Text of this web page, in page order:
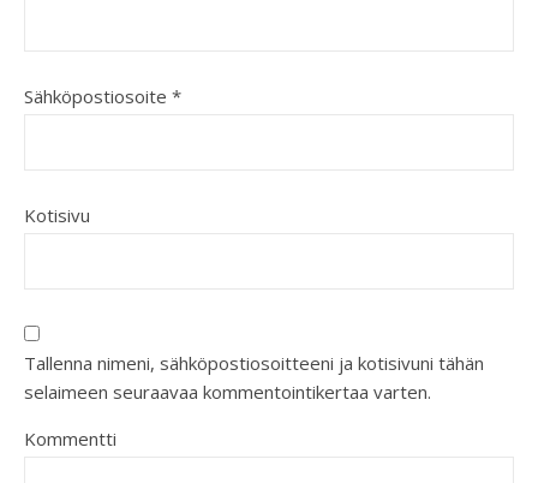
Sähköpostiosoite *
Kotisivu
Tallenna nimeni, sähköpostiosoitteeni ja kotisivuni tähän
selaimeen seuraavaa kommentointikertaa varten.
Kommentti